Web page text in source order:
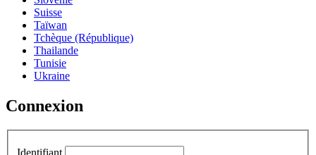
Suisse
Taïwan
Tchèque (République)
Thailande
Tunisie
Ukraine
Connexion